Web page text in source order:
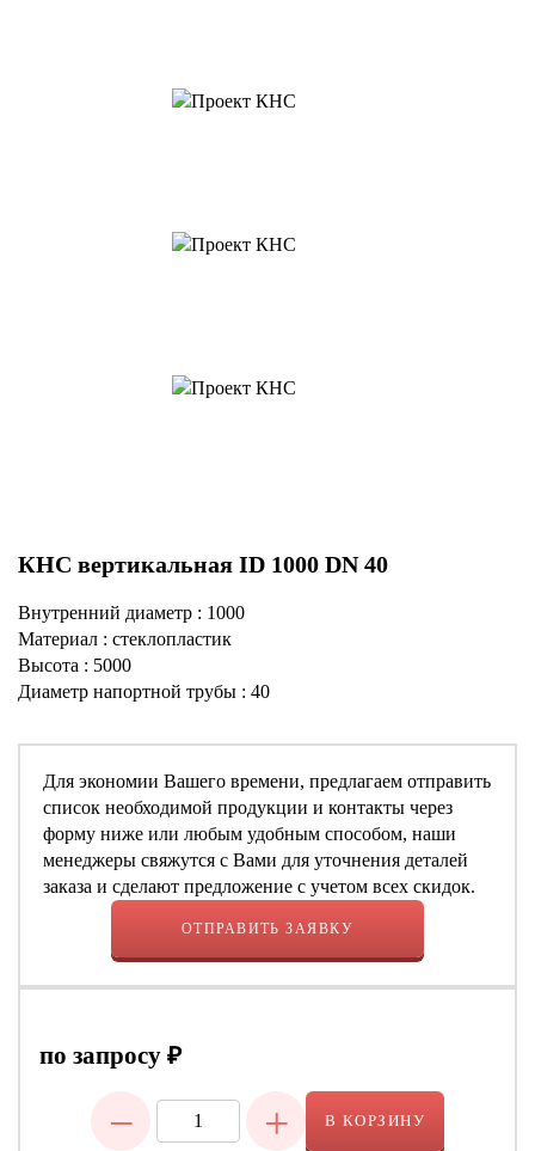
КНС вертикальная ID 1000 DN 40
Внутренний диаметр : 1000
Материал : стеклопластик
Высота : 5000
Диаметр напортной трубы : 40
Для экономии Вашего времени, предлагаем отправить
список необходимой продукции и контакты через
форму ниже или любым удобным способом, наши
менеджеры свяжутся с Вами для уточнения деталей
заказа и сделают предложение с учетом всех скидок.
ОТПРАВИТЬ ЗАЯВКУ
по запросу ₽
− + В КОРЗИНУ